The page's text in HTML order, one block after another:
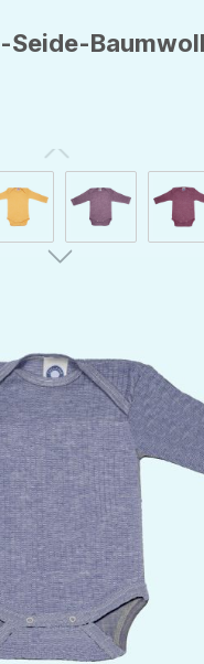
Seide-